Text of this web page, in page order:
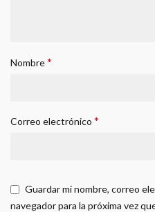
Nombre*
Correo electrónico *
Guardar mi nombre, correo
navegador para la próxima vez